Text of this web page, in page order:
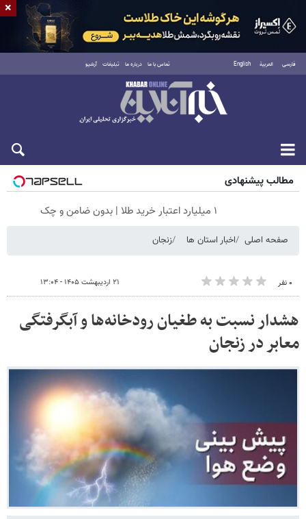
فارسی العربية English تماس با ما درباره ما تبلیغات آرشیو
پنجشنبه ۱۵ مرداد ۱۴۰۵
مطالب پیشنهادی
۱ میلیارد اعتبار خرید طلا | بدون ضامن و چک
صفحه اصلی اخبار استان ها زنجان
۰ نفر ۲۱ اردیبهشت ۱۴۰۵ - ۱۳:۰۴
هشدار نسبت به طغیان رودخانه‌ها و آبگرفتگی
معابر در زنجان
×